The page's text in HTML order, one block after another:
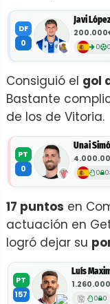
DF
0
Javi
0 0
Consiguió el gol
Bastante
de los de Vitoria.
PT
0
Unai
0 0
17 puntos en
actuación en
logró dejar su
PT
157
Luís
0 0